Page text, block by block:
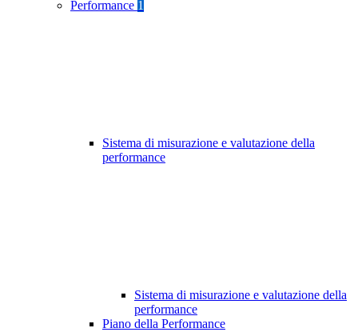
Performance 1
Sistema di misurazione e valutazione della
performance
Sistema di misurazione e valutazione della
performance
Piano della Performance